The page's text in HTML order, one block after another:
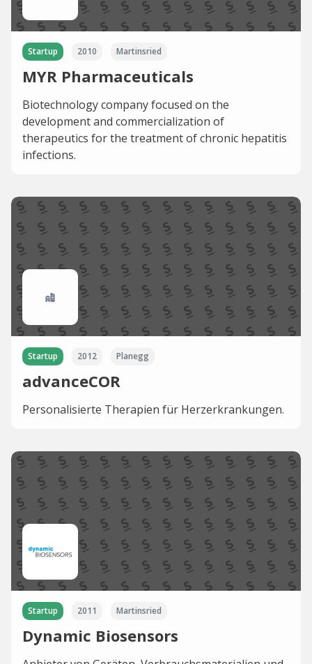
Startup 2010 Martinsried
MYR Pharmaceuticals
Biotechnology company focused on the
development and commercialization of
therapeutics for the treatment of chronic hepatitis
infections.
Startup 2012 Planegg
advanceCOR
Personalisierte Therapien für Herzerkrankungen.
Startup 2011 Martinsried
Dynamic Biosensors